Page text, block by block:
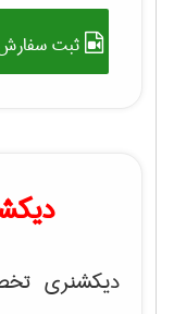
ثبت
دیکشنری